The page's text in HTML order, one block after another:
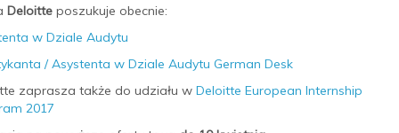
Deloitte poszukuje obecnie:
w Dziale Audytu
/ Asystenta w Dziale Audytu German Desk
zaprasza także do udziału w Deloitte European Internship
2017